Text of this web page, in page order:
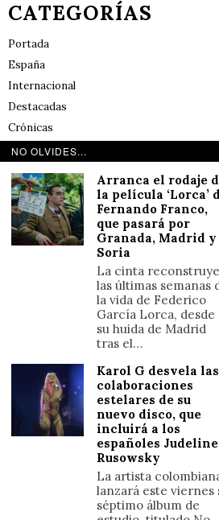
CATEGORÍAS
Portada
España
Internacional
Destacadas
Crónicas
Noticias de deportes en España
Reflexiones
LINKS
Política de cookies (UE)
Términos y condiciones
Llámanos
+34633110958
+34633110958
Copyright2026. Todos los
NO OLVIDES...
Arranca el rodaje
la película ‘Lorca’
Fernando Franco,
que pasará por
Granada, Madrid y
Soria
La cinta reconstruye
las últimas semanas
la vida de Federico
García Lorca, desde
su huida de Madrid
tras el…
Karol G desvela las
colaboraciones
estelares de su
nuevo disco, que
incluirá a los
españoles
Rusowsky
La artista
lanzará este viernes
séptimo álbum de